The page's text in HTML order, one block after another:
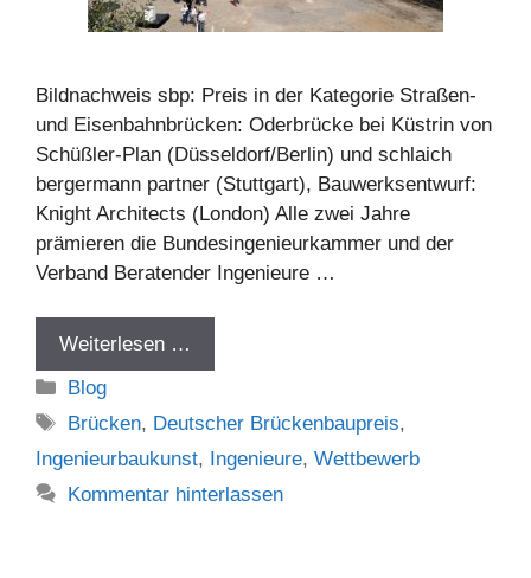
Bildnachweis sbp: Preis in der Kategorie Straßen-
und Eisenbahnbrücken: Oderbrücke bei Küstrin von
Schüßler-Plan (Düsseldorf/Berlin) und schlaich
bergermann partner (Stuttgart), Bauwerksentwurf:
Knight Architects (London) Alle zwei Jahre
prämieren die Bundesingenieurkammer und der
Verband Beratender Ingenieure …
Weiterlesen …
Kategorien
Blog
Schlagwörter
Brücken, Deutscher Brückenbaupreis,
Ingenieurbaukunst, Ingenieure, Wettbewerb
Kommentar hinterlassen